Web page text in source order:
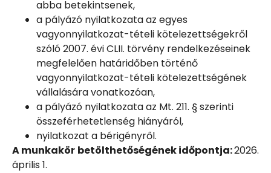
abba betekintsenek,
a pályázó nyilatkozata az egyes
vagyonnyilatkozat-tételi kötelezettségekről
szóló 2007. évi CLII. törvény rendelkezéseinek
megfelelően határidőben történő
vagyonnyilatkozat-tételi kötelezettségének
vállalására vonatkozóan,
a pályázó nyilatkozata az Mt. 211. § szerinti
összeférhetetlenség hiányáról,
nyilatkozat a bérigényről.
A munkakör betölthetőségének időpontja:2026.
április 1.